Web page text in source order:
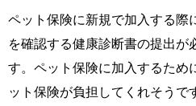
ペット保険に新規で加入する際
を確認する健康診断書の提出が
す。ペット保険に加入するため
ット保険が負担してくれそうで